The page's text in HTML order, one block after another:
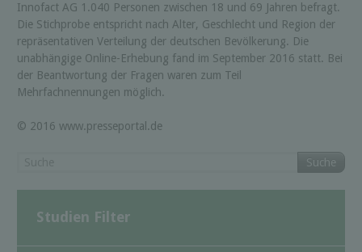
Innofact AG 1.040 Personen zwischen 18 und 69 Jahren befragt.
Die Stichprobe entspricht nach Alter, Geschlecht und Region der
repräsentativen Verteilung der deutschen Bevölkerung. Die
unabhängige Online-Erhebung fand im September 2016 statt. Bei
der Beantwortung der Fragen waren zum Teil
Mehrfachnennungen möglich.
© 2016 www.presseportal.de
Suche
Studien Filter